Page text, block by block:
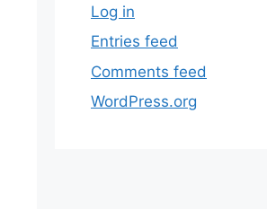
Log in
Entries feed
Comments feed
WordPress.org